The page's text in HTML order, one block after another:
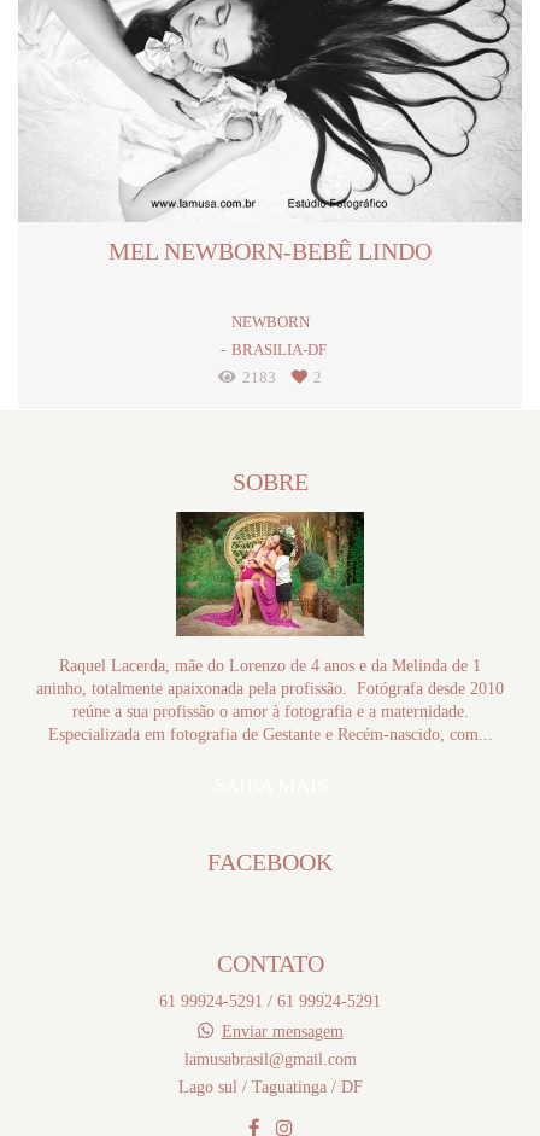
MEL NEWBORN-BEBÊ LINDO
NEWBORN
BRASILIA-DF
2183
2
SOBRE
Raquel Lacerda, mãe do Lorenzo de 4 anos e da Melinda de 1
aninho, totalmente apaixonada pela profissão. Fotógrafa desde 2010
reúne a sua profissão o amor à fotografia e a maternidade.
Especializada em fotografia de Gestante e Recém-nascido, com...
FACEBOOK
CONTATO
61 99924-5291 / 61 99924-5291
Enviar mensagem
lamusabrasil@gmail.com
Lago sul / Taguatinga / DF